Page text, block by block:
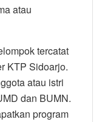
atau
tercatat
KTP Sidoarjo.
atau istri
dan BUMN.
program